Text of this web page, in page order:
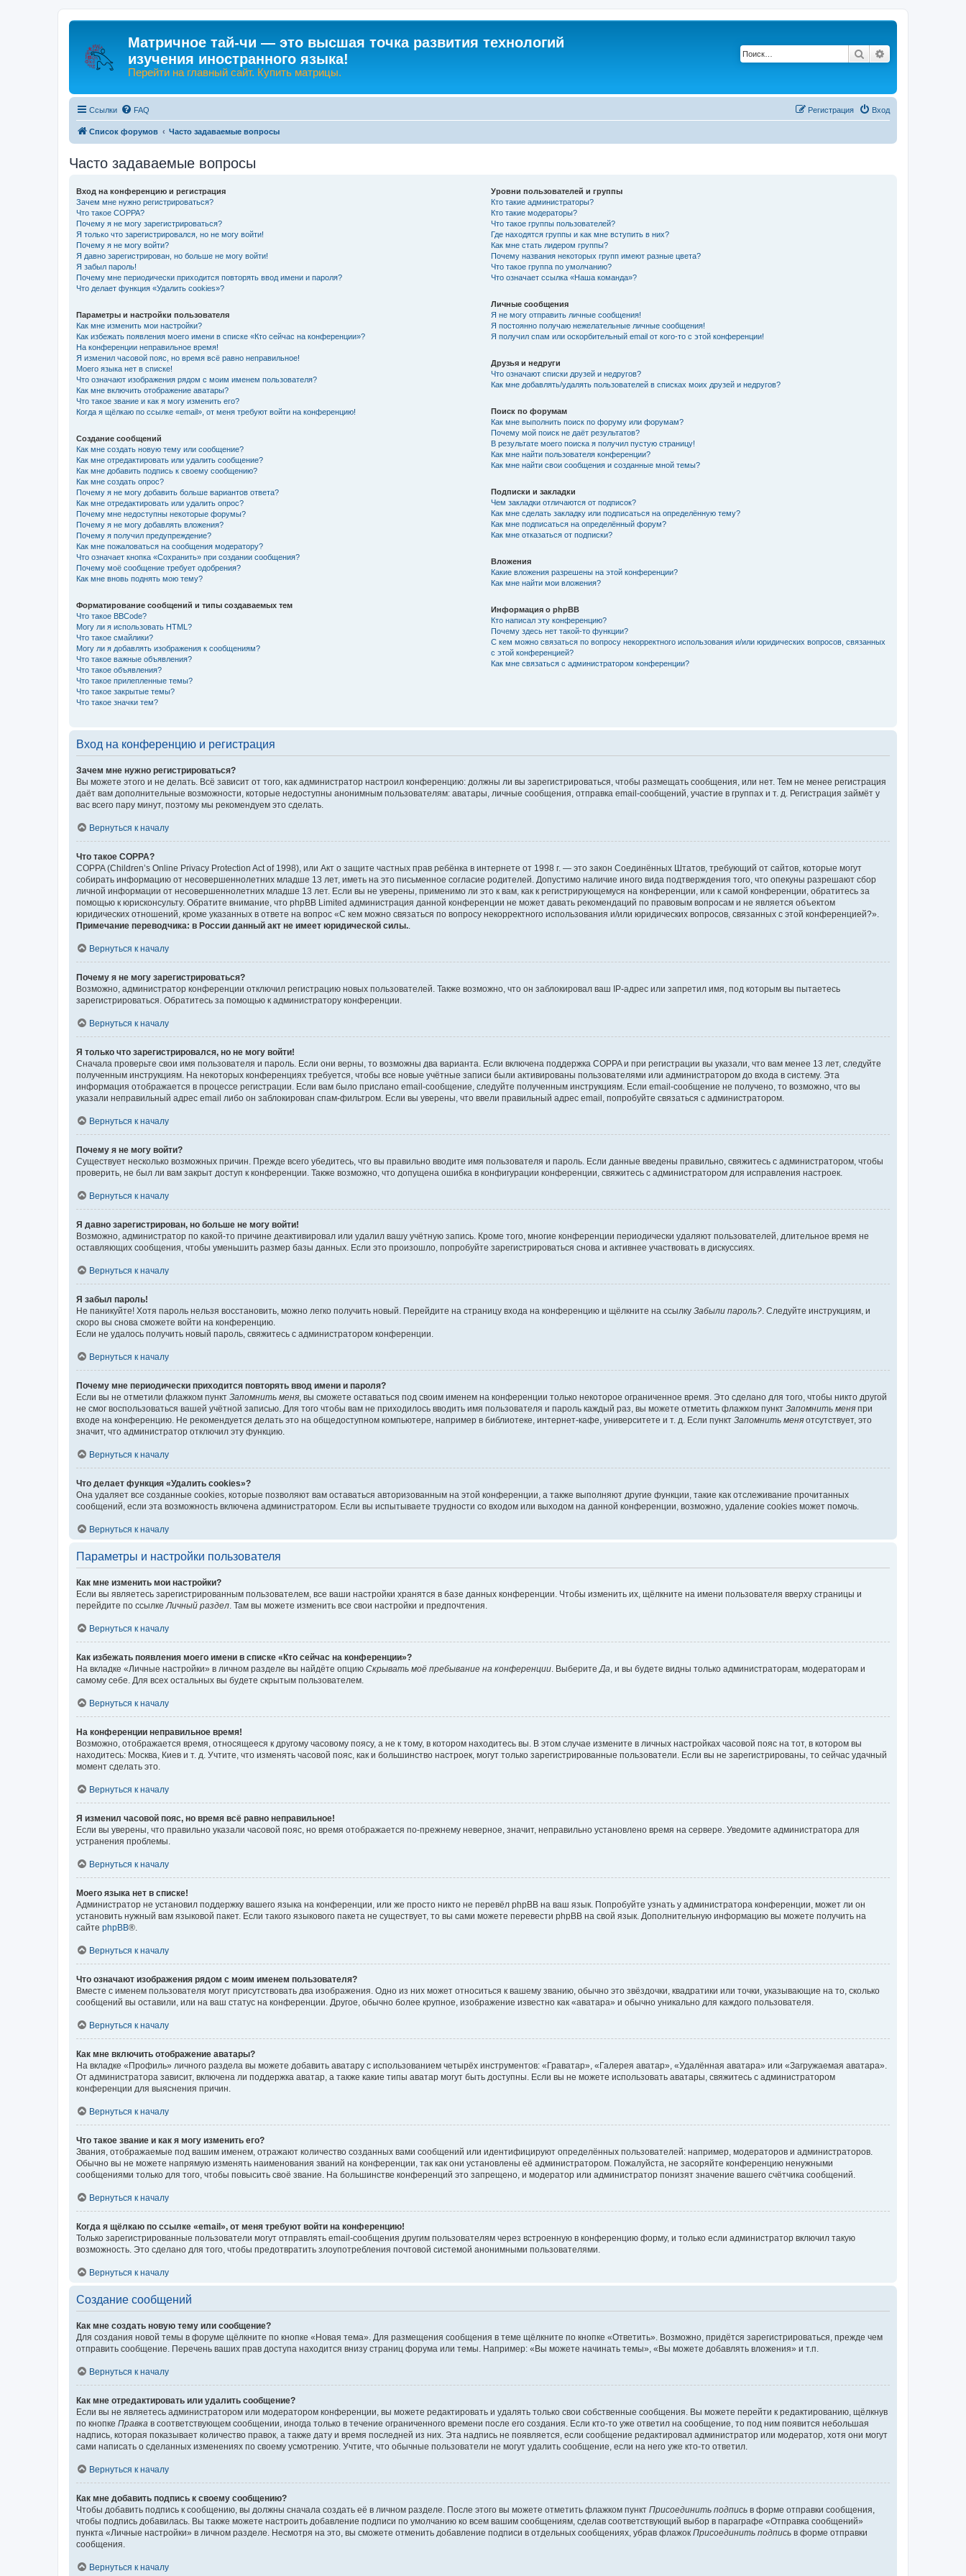
Матричное тай-чи — это высшая точка развития технологий
изучения иностранного языка!
Перейти на главный сайт. Купить матрицы.
Поиск
Ссылки FAQ Вход
Регистрация
Список форумов Часто задаваемые вопросы
Часто задаваемые вопросы
Вход на конференцию и регистрация
Зачем мне нужно регистрироваться?
Что такое COPPA?
Почему я не могу зарегистрироваться?
Я только что зарегистрировался, но не могу войти!
Почему я не могу войти?
Я давно зарегистрирован, но больше не могу войти!
Я забыл пароль!
Почему мне периодически приходится повторять ввод имени и пароля?
Что делает функция «Удалить cookies»?
Параметры и настройки пользователя
Как мне изменить мои настройки?
Как избежать появления моего имени в списке «Кто сейчас на конференции»?
На конференции неправильное время!
Я изменил часовой пояс, но время всё равно неправильное!
Моего языка нет в списке!
Что означают изображения рядом с моим именем пользователя?
Как мне включить отображение аватары?
Что такое звание и как я могу изменить его?
Когда я щёлкаю по ссылке «email», от меня требуют войти на конференцию!
Создание сообщений
Как мне создать новую тему или сообщение?
Как мне отредактировать или удалить сообщение?
Как мне добавить подпись к своему сообщению?
Как мне создать опрос?
Почему я не могу добавить больше вариантов ответа?
Как мне отредактировать или удалить опрос?
Почему мне недоступны некоторые форумы?
Почему я не могу добавлять вложения?
Почему я получил предупреждение?
Как мне пожаловаться на сообщения модератору?
Что означает кнопка «Сохранить» при создании сообщения?
Почему моё сообщение требует одобрения?
Как мне вновь поднять мою тему?
Форматирование сообщений и типы создаваемых тем
Что такое BBCode?
Могу ли я использовать HTML?
Что такое смайлики?
Могу ли я добавлять изображения к сообщениям?
Что такое важные объявления?
Что такое объявления?
Что такое прилепленные темы?
Что такое закрытые темы?
Что такое значки тем?
Уровни пользователей и группы
Кто такие администраторы?
Кто такие модераторы?
Что такое группы пользователей?
Где находятся группы и как мне вступить в них?
Как мне стать лидером группы?
Почему названия некоторых групп имеют разные цвета?
Что такое группа по умолчанию?
Что означает ссылка «Наша команда»?
Личные сообщения
Я не могу отправить личные сообщения!
Я постоянно получаю нежелательные личные сообщения!
Я получил спам или оскорбительный email от кого-то с этой конференции!
Друзья и недруги
Что означают списки друзей и недругов?
Как мне добавлять/удалять пользователей в списках моих друзей и недругов?
Поиск по форумам
Как мне выполнить поиск по форуму или форумам?
Почему мой поиск не даёт результатов?
В результате моего поиска я получил пустую страницу!
Как мне найти пользователя конференции?
Как мне найти свои сообщения и созданные мной темы?
Подписки и закладки
Чем закладки отличаются от подписок?
Как мне сделать закладку или подписаться на определённую тему?
Как мне подписаться на определённый форум?
Как мне отказаться от подписки?
Вложения
Какие вложения разрешены на этой конференции?
Как мне найти мои вложения?
Информация о phpBB
Кто написал эту конференцию?
Почему здесь нет такой-то функции?
С кем можно связаться по вопросу некорректного использования и/или юридических вопросов, связанных
с этой конференцией?
Как мне связаться с администратором конференции?
Вход на конференцию и регистрация
Зачем мне нужно регистрироваться?
Вы можете этого и не делать. Всё зависит от того, как администратор настроил конференцию: должны ли вы зарегистрироваться, чтобы размещать сообщения, или нет. Тем не менее регистрация
даёт вам дополнительные возможности, которые недоступны анонимным пользователям: аватары, личные сообщения, отправка email-сообщений, участие в группах и т. д. Регистрация займёт у
вас всего пару минут, поэтому мы рекомендуем это сделать.
Вернуться к началу
Что такое COPPA?
COPPA (Children’s Online Privacy Protection Act of 1998), или Акт о защите частных прав ребёнка в интернете от 1998 г. — это закон Соединённых Штатов, требующий от сайтов, которые могут
собирать информацию от несовершеннолетних младше 13 лет, иметь на это письменное согласие родителей. Допустимо наличие иного вида подтверждения того, что опекуны разрешают сбор
личной информации от несовершеннолетних младше 13 лет. Если вы не уверены, применимо ли это к вам, как к регистрирующемуся на конференции, или к самой конференции, обратитесь за
помощью к юрисконсульту. Обратите внимание, что phpBB Limited администрация данной конференции не может давать рекомендаций по правовым вопросам и не является объектом
юридических отношений, кроме указанных в ответе на вопрос «С кем можно связаться по вопросу некорректного использования и/или юридических вопросов, связанных с этой конференцией?».
Примечание переводчика: в России данный акт не имеет юридической силы.
Вернуться к началу
Почему я не могу зарегистрироваться?
Возможно, администратор конференции отключил регистрацию новых пользователей. Также возможно, что он заблокировал ваш IP-адрес или запретил имя, под которым вы пытаетесь
зарегистрироваться. Обратитесь за помощью к администратору конференции.
Вернуться к началу
Я только что зарегистрировался, но не могу войти!
Сначала проверьте свои имя пользователя и пароль. Если они верны, то возможны два варианта. Если включена поддержка COPPA и при регистрации вы указали, что вам менее 13 лет, следуйте
полученным инструкциям. На некоторых конференциях требуется, чтобы все новые учётные записи были активированы пользователями или администратором до входа в систему. Эта
информация отображается в процессе регистрации. Если вам было прислано email-сообщение, следуйте полученным инструкциям. Если email-сообщение не получено, то возможно, что вы
указали неправильный адрес email либо он заблокирован спам-фильтром. Если вы уверены, что ввели правильный адрес email, попробуйте связаться с администратором.
Вернуться к началу
Почему я не могу войти?
Существует несколько возможных причин. Прежде всего убедитесь, что вы правильно вводите имя пользователя и пароль. Если данные введены правильно, свяжитесь с администратором, чтобы
проверить, не был ли вам закрыт доступ к конференции. Также возможно, что допущена ошибка в конфигурации конференции, свяжитесь с администратором для исправления настроек.
Вернуться к началу
Я давно зарегистрирован, но больше не могу войти!
Возможно, администратор по какой-то причине деактивировал или удалил вашу учётную запись. Кроме того, многие конференции периодически удаляют пользователей, длительное время не
оставляющих сообщения, чтобы уменьшить размер базы данных. Если это произошло, попробуйте зарегистрироваться снова и активнее участвовать в дискуссиях.
Вернуться к началу
Я забыл пароль!
Не паникуйте! Хотя пароль нельзя восстановить, можно легко получить новый. Перейдите на страницу входа на конференцию и щёлкните на ссылку Забыли пароль? . Следуйте инструкциям, и
скоро вы снова сможете войти на конференцию.
Если не удалось получить новый пароль, свяжитесь с администратором конференции.
Вернуться к началу
Почему мне периодически приходится повторять ввод имени и пароля?
Если вы не отметили флажком пункт Запомнить меня , вы сможете оставаться под своим именем на конференции только некоторое ограниченное время. Это сделано для того, чтобы никто другой
не смог воспользоваться вашей учётной записью. Для того чтобы вам не приходилось вводить имя пользователя и пароль каждый раз, вы можете отметить флажком пункт Запомнить меня при
входе на конференцию. Не рекомендуется делать это на общедоступном компьютере, например в библиотеке, интернет-кафе, университете и т. д. Если пункт Запомнить меня отсутствует, это
значит, что администратор отключил эту функцию.
Вернуться к началу
Что делает функция «Удалить cookies»?
Она удаляет все созданные cookies, которые позволяют вам оставаться авторизованным на этой конференции, а также выполняют другие функции, такие как отслеживание прочитанных
сообщений, если эта возможность включена администратором. Если вы испытываете трудности со входом или выходом на данной конференции, возможно, удаление cookies может помочь.
Вернуться к началу
Параметры и настройки пользователя
Как мне изменить мои настройки?
Если вы являетесь зарегистрированным пользователем, все ваши настройки хранятся в базе данных конференции. Чтобы изменить их, щёлкните на имени пользователя вверху страницы и
перейдите по ссылке Личный раздел . Там вы можете изменить все свои настройки и предпочтения.
Вернуться к началу
Как избежать появления моего имени в списке «Кто сейчас на конференции»?
На вкладке «Личные настройки» в личном разделе вы найдёте опцию Скрывать моё пребывание на конференции . Выберите Да , и вы будете видны только администраторам, модераторам и
самому себе. Для всех остальных вы будете скрытым пользователем.
Вернуться к началу
На конференции неправильное время!
Возможно, отображается время, относящееся к другому часовому поясу, а не к тому, в котором находитесь вы. В этом случае измените в личных настройках часовой пояс на тот, в котором вы
находитесь: Москва, Киев и т. д. Учтите, что изменять часовой пояс, как и большинство настроек, могут только зарегистрированные пользователи. Если вы не зарегистрированы, то сейчас удачный
момент сделать это.
Вернуться к началу
Я изменил часовой пояс, но время всё равно неправильное!
Если вы уверены, что правильно указали часовой пояс, но время отображается по-прежнему неверное, значит, неправильно установлено время на сервере. Уведомите администратора для
устранения проблемы.
Вернуться к началу
Моего языка нет в списке!
Администратор не установил поддержку вашего языка на конференции, или же просто никто не перевёл phpBB на ваш язык. Попробуйте узнать у администратора конференции, может ли он
установить нужный вам языковой пакет. Если такого языкового пакета не существует, то вы сами можете перевести phpBB на свой язык. Дополнительную информацию вы можете получить на
сайте phpBB®.
Вернуться к началу
Что означают изображения рядом с моим именем пользователя?
Вместе с именем пользователя могут присутствовать два изображения. Одно из них может относиться к вашему званию, обычно это звёздочки, квадратики или точки, указывающие на то, сколько
сообщений вы оставили, или на ваш статус на конференции. Другое, обычно более крупное, изображение известно как «аватара» и обычно уникально для каждого пользователя.
Вернуться к началу
Как мне включить отображение аватары?
На вкладке «Профиль» личного раздела вы можете добавить аватару с использованием четырёх инструментов: «Граватар», «Галерея аватар», «Удалённая аватара» или «Загружаемая аватара».
От администратора зависит, включена ли поддержка аватар, а также какие типы аватар могут быть доступны. Если вы не можете использовать аватары, свяжитесь с администратором
конференции для выяснения причин.
Вернуться к началу
Что такое звание и как я могу изменить его?
Звания, отображаемые под вашим именем, отражают количество созданных вами сообщений или идентифицируют определённых пользователей: например, модераторов и администраторов.
Обычно вы не можете напрямую изменять наименования званий на конференции, так как они установлены её администратором. Пожалуйста, не засоряйте конференцию ненужными
сообщениями только для того, чтобы повысить своё звание. На большинстве конференций это запрещено, и модератор или администратор понизят значение вашего счётчика сообщений.
Вернуться к началу
Когда я щёлкаю по ссылке «email», от меня требуют войти на конференцию!
Только зарегистрированные пользователи могут отправлять email-сообщения другим пользователям через встроенную в конференцию форму, и только если администратор включил такую
возможность. Это сделано для того, чтобы предотвратить злоупотребления почтовой системой анонимными пользователями.
Вернуться к началу
Создание сообщений
Как мне создать новую тему или сообщение?
Для создания новой темы в форуме щёлкните по кнопке «Новая тема». Для размещения сообщения в теме щёлкните по кнопке «Ответить». Возможно, придётся зарегистрироваться, прежде чем
отправить сообщение. Перечень ваших прав доступа находится внизу страниц форума или темы. Например: «Вы можете начинать темы», «Вы можете добавлять вложения» и т.п.
Вернуться к началу
Как мне отредактировать или удалить сообщение?
Если вы не являетесь администратором или модератором конференции, вы можете редактировать и удалять только свои собственные сообщения. Вы можете перейти к редактированию, щёлкнув
по кнопке Правка в соответствующем сообщении, иногда только в течение ограниченного времени после его создания. Если кто-то уже ответил на сообщение, то под ним появится небольшая
надпись, которая показывает количество правок, а также дату и время последней из них. Эта надпись не появляется, если сообщение редактировал администратор или модератор, хотя они могут
сами написать о сделанных изменениях по своему усмотрению. Учтите, что обычные пользователи не могут удалить сообщение, если на него уже кто-то ответил.
Вернуться к началу
Как мне добавить подпись к своему сообщению?
Чтобы добавить подпись к сообщению, вы должны сначала создать её в личном разделе. После этого вы можете отметить флажком пункт Присоединить подпись в форме отправки сообщения,
чтобы подпись добавилась. Вы также можете настроить добавление подписи по умолчанию ко всем вашим сообщениям, сделав соответствующий выбор в параграфе «Отправка сообщений»
пункта «Личные настройки» в личном разделе. Несмотря на это, вы сможете отменить добавление подписи в отдельных сообщениях, убрав флажок Присоединить подпись в форме отправки
сообщения.
Вернуться к началу